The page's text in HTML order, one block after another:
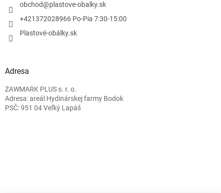
obchod@plastove-obalky.sk
+421372028966 Po-Pia 7:30-15:00
Plastové-obálky.sk
Adresa
ZAWMARK PLUS s. r. o.
Adresa: areál Hydinárskej farmy Bodok
PSČ: 951 04 Veľký Lapáš